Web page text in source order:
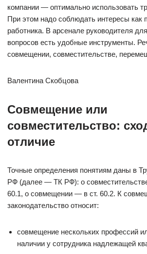
компании — оптимально использовать
При этом надо соблюдать интересы как
работника. В арсенале руководителя
вопросов есть удобные инструменты.
совмещении, совместительстве,
Валентина Скобцова
Совмещение или
совместительство:
отличие
Точные определения понятиям даны в
РФ (далее — ТК РФ): о
60.1, о совмещении — в ст. 60.2. К
законодательство относит:
совмещение нескольких профессий
наличии у сотрудника надлежащей